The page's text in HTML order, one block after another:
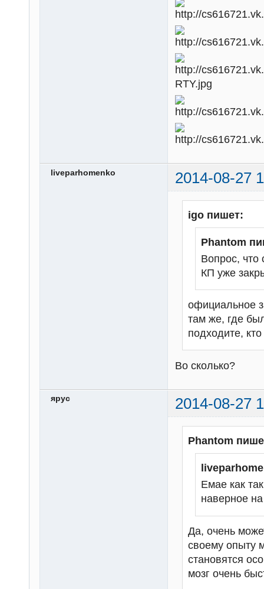
liveparhomenko 2014-08-27
igo пишет:
Phantom
Вопрос,
КП уже
официальное
там же, где
подходите,
Во сколько?
ярус 2014-08-27
Phantom
Емае как
наверное
Да, очень
своему опыту
становятся
мозг очень